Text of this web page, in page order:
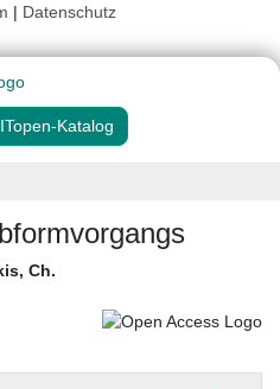
| Datenschutz
Katalog
Ch.